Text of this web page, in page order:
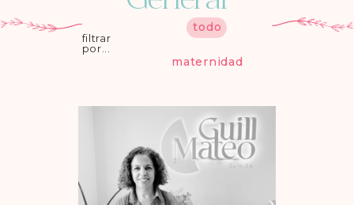
filtrar
por...
todo
maternidad